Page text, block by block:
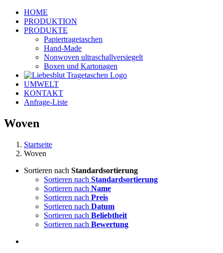
Zum
Inhalt
springen
HOME
PRODUKTION
PRODUKTE
Papiertragetaschen
Hand-Made
Nonwoven ultraschallversiegelt
Boxen und Kartonagen
UMWELT
KONTAKT
Anfrage-Liste
Woven
Startseite
Woven
Sortieren nach Standardsortierung
Sortieren nach Standardsortierung
Sortieren nach Name
Sortieren nach Preis
Sortieren nach Datum
Sortieren nach Beliebtheit
Sortieren nach Bewertung